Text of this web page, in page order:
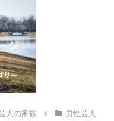
人の家族
男性芸人